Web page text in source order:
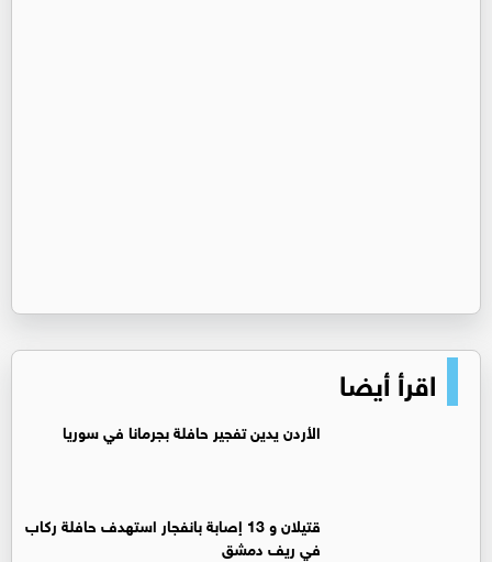
اقرأ أيضا
الأردن يدين تفجير حافلة بجرمانا في سوريا
قتيلان و 13 إصابة بانفجار استهدف حافلة ركاب
في ريف دمشق